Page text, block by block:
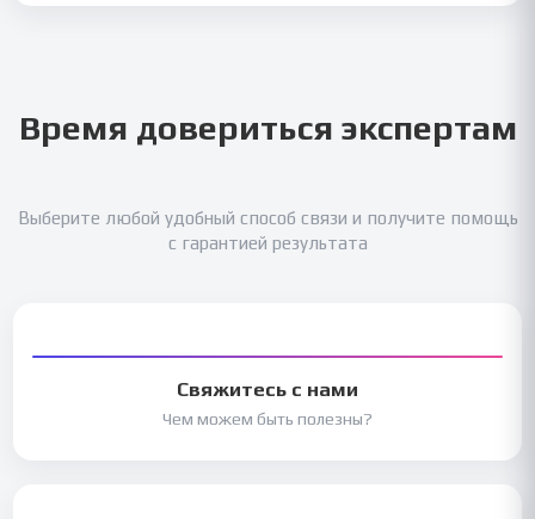
Время довериться экспертам
Выберите любой удобный способ связи и получите помощь
с гарантией результата
Свяжитесь с нами
Чем можем быть полезны?